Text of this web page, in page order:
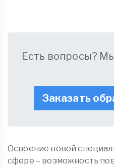
Есть вопросы?
Заказать
Освоение новой
сфере – возможность